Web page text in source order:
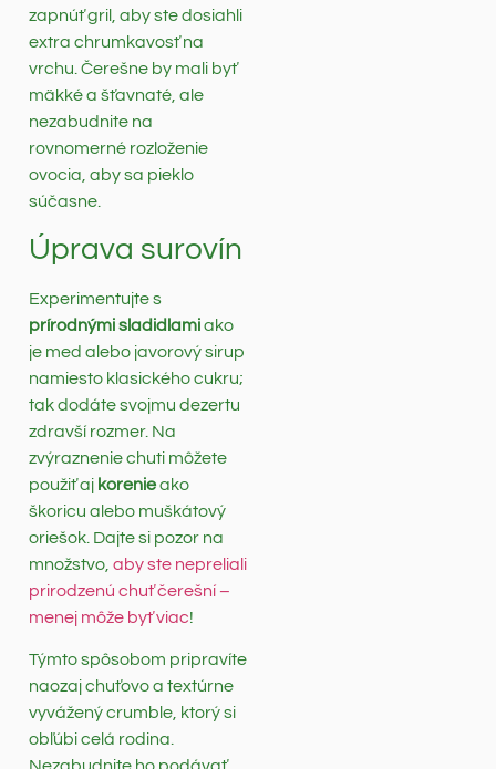
zapnúť gril, aby ste dosiahli
extra chrumkavosť na
vrchu. Čerešne by mali byť
mäkké a šťavnaté, ale
nezabudnite na
rovnomerné rozloženie
ovocia, aby sa pieklo
súčasne.
Úprava surovín
Experimentujte s
prírodnými sladidlamiako
je med alebo javorový sirup
namiesto klasického cukru;
tak dodáte svojmu dezertu
zdravší rozmer. Na
zvýraznenie chuti môžete
použiť aj korenieako
škoricu alebo muškátový
oriešok. Dajte si pozor na
množstvo, aby ste nepreliali
prirodzenú chuť čerešní –
menej môže byť viac!
Týmto spôsobom pripravíte
naozaj chuťovo a textúrne
vyvážený crumble, ktorý si
obľúbi celá rodina.